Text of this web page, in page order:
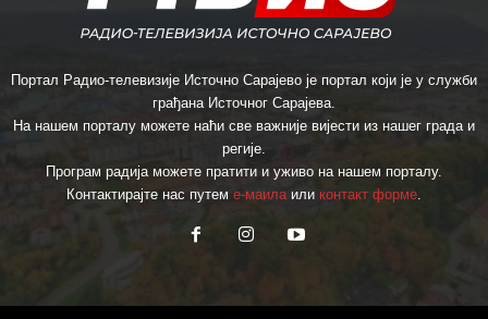
Портал Радио-телевизије Источно Сарајево је портал који је у служби
грађана Источног Сарајева.
На нашем порталу можете наћи све важније вијести из нашег града и
регије.
Програм радија можете пратити и уживо на нашем порталу.
Контактирајте нас путем е-маилаили контакт форме.